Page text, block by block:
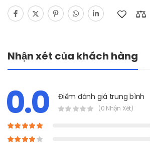
Nhận xét của khách hàng
0.0 Điểm đánh giá trung bình
(0 Nhận Xét)